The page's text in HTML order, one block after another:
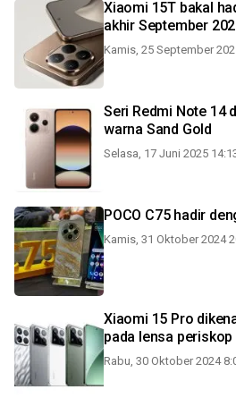
Xiaomi 15T bakal
akhir September
Kamis, 25 September
Seri Redmi Note 14
warna Sand Gold
Selasa, 17 Juni 2025
POCO C75 hadir
Kamis, 31 Oktober 2024
Xiaomi 15 Pro
pada lensa periskop
Rabu, 30 Oktober 2024